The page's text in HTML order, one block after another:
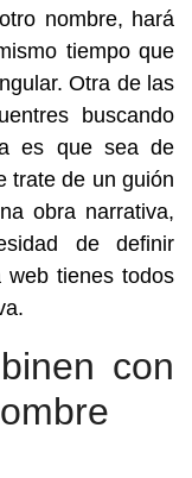
nombre, hará
tiempo que
Otra de las
buscando
es que sea de
trate de un guión
obra narrativa,
de definir
web tienes todos
con